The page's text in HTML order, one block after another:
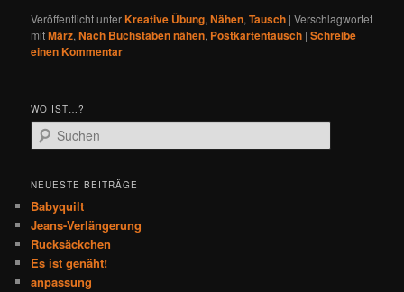
Veröffentlicht unterKreative Übung,Nähen,Tausch |Verschlagwortet
mitMärz,Nach Buchstaben nähen, Postkartentausch |Schreibe
einen Kommentar
WO IST…?
u
h
n
NEUESTE BEITRÄGE
Babyquilt
Jeans-Verlängerung
Rucksäckchen
Es ist genäht!
anpassung